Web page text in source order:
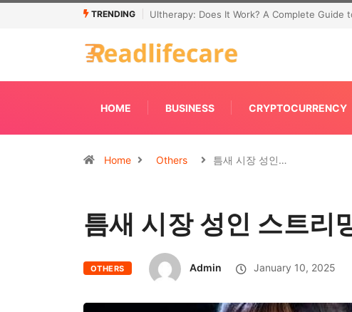
TRENDING Connecting Primavera P6 With Your ERP for
HOME BUSINESS CRYPTOCURRENCY
Home Others 틈새 시장 성인…
틈새 시장 성인 스트리
OTHERS Admin January 10, 2025